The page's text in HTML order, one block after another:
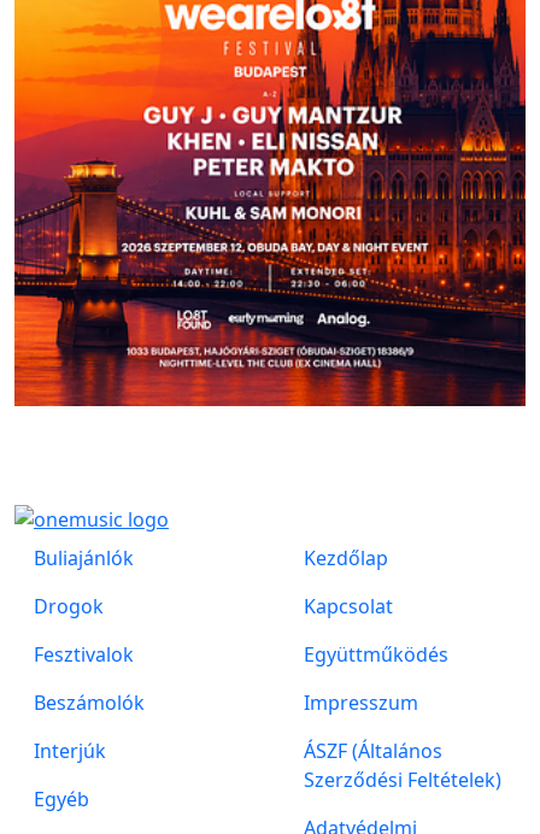
Buliajánlók
Drogok
Fesztivalok
Beszámolók
Interjúk
Egyéb
Kezdőlap
Kapcsolat
Együttműködés
Impresszum
ÁSZF (Általános
Szerződési Feltételek)
Adatvédelmi